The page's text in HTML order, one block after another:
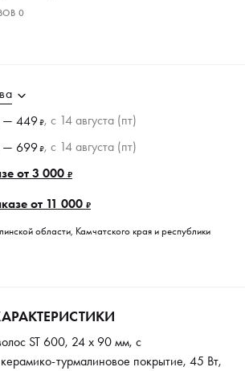
0
— 449₽, c 14 августа (пт)
— 699₽, c 14 августа (пт)
от 3 000 ₽
от 11 000 ₽
области, Камчатского края и республики
ST 600, 24 х 90 мм, с
турмалиновое покрытие, 45 Вт,